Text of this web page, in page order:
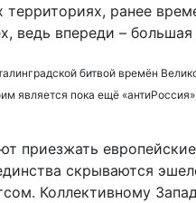
ранее
ведь впереди –
битвой времён
является пока ещё
приезжать
скрываются
Коллективному